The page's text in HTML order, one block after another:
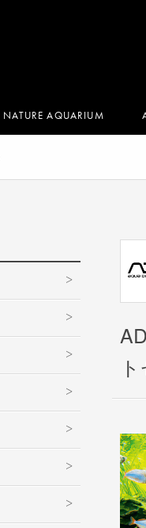
NATURE AQUARIUM